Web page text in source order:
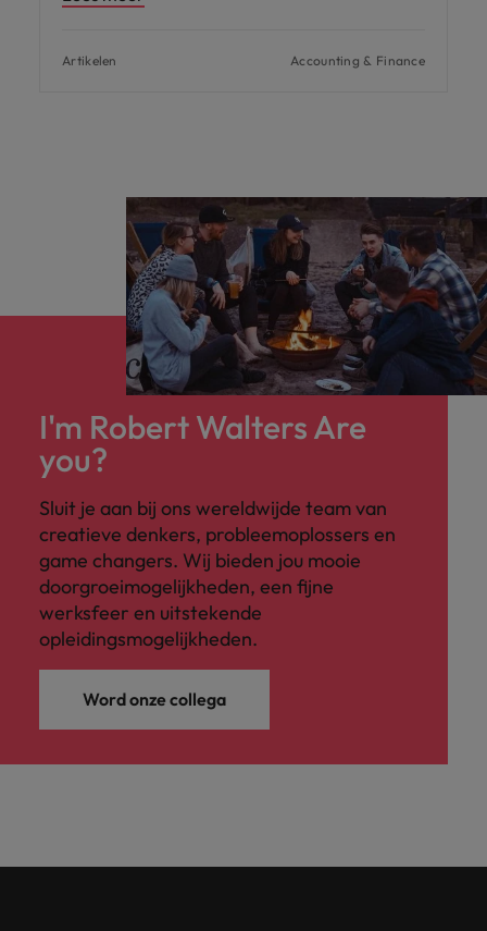
Artikelen Accounting & Finance
I'm Robert Walters Are
you?
Sluit je aan bij ons wereldwijde team van
creatieve denkers, probleemoplossers en
game changers. Wij bieden jou mooie
doorgroeimogelijkheden, een fijne
werksfeer en uitstekende
opleidingsmogelijkheden.
Word onze collega